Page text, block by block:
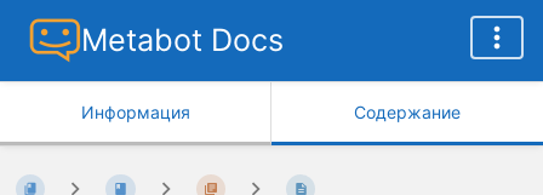
Metabot Docs
Информация Содержание